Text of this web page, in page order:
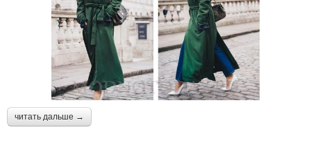
читать дальше →